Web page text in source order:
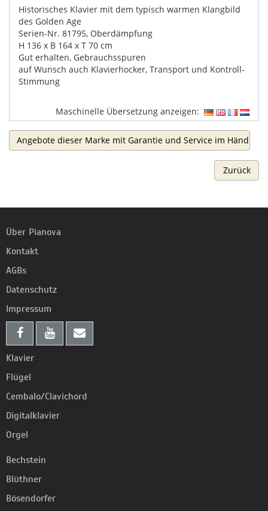
Historisches Klavier mit dem typisch warmen Klangbild
des Golden Age
Serien-Nr. 81795, Oberdämpfung
H 136 x B 164 x T 70 cm
Gut erhalten, Gebrauchsspuren
auf Wunsch auch Klavierhocker, Transport und Kontroll-
Stimmung
Maschinelle Übersetzung anzeigen:
Angebote dieser Marke mit Garantie und Service im
Zurück
Über Pianova
Kontakt
AGBs
Datenschutz
Impressum
Klavier
Flügel
Cembalo/Clavichord
Digitalklavier
Orgel
Bechstein
Blüthner
Bösendorfer